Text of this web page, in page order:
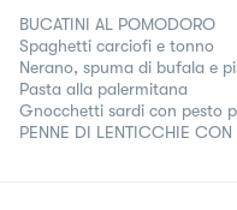
BUCATINI AL POMODORO
Spaghetti carciofi e tonno
Nerano, spuma di bufala e
Pasta alla palermitana
Gnocchetti sardi con pesto
PENNE DI LENTICCHIE